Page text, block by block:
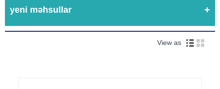
yeni məhsullar
View as